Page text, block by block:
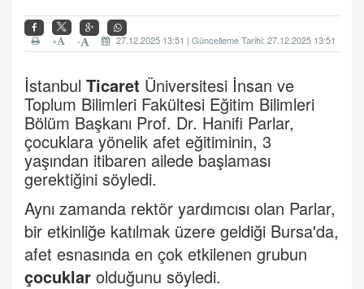
27.12.2025 13:51 | Güncelleme Tarihi: 27.12.2025 13:51
-
+
İstanbul Ticaret Üniversitesi İnsan ve
Toplum Bilimleri Fakültesi Eğitim Bilimleri
Bölüm Başkanı Prof. Dr. Hanifi Parlar,
çocuklara yönelik afet eğitiminin, 3
yaşından itibaren ailede başlaması
gerektiğini söyledi.
Aynı zamanda rektör yardımcısı olan Parlar,
bir etkinliğe katılmak üzere geldiği Bursa'da,
afet esnasında en çok etkilenen grubun
çocuklar olduğunu söyledi.